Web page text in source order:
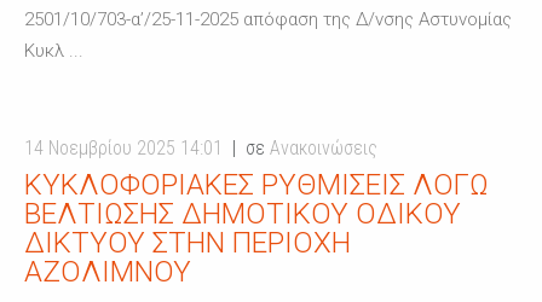
2501/10/703-α’/25-11-2025 απόφαση της Δ/νσης Αστυνομίας
Κυκλ ...
14 Νοεμβρίου 2025 14:01 σε Ανακοινώσεις
ΚΥΚΛΟΦΟΡΙΑΚΈΣ ΡΥΘΜΊΣΕΙΣ ΛΌΓΩ
ΒΕΛΤΊΩΣΗΣ ΔΗΜΟΤΙΚΟΎ ΟΔΙΚΟΎ
ΔΙΚΤΎΟΥ ΣΤΗΝ ΠΕΡΙΟΧΉ
ΑΖΟΛΊΜΝΟΥ